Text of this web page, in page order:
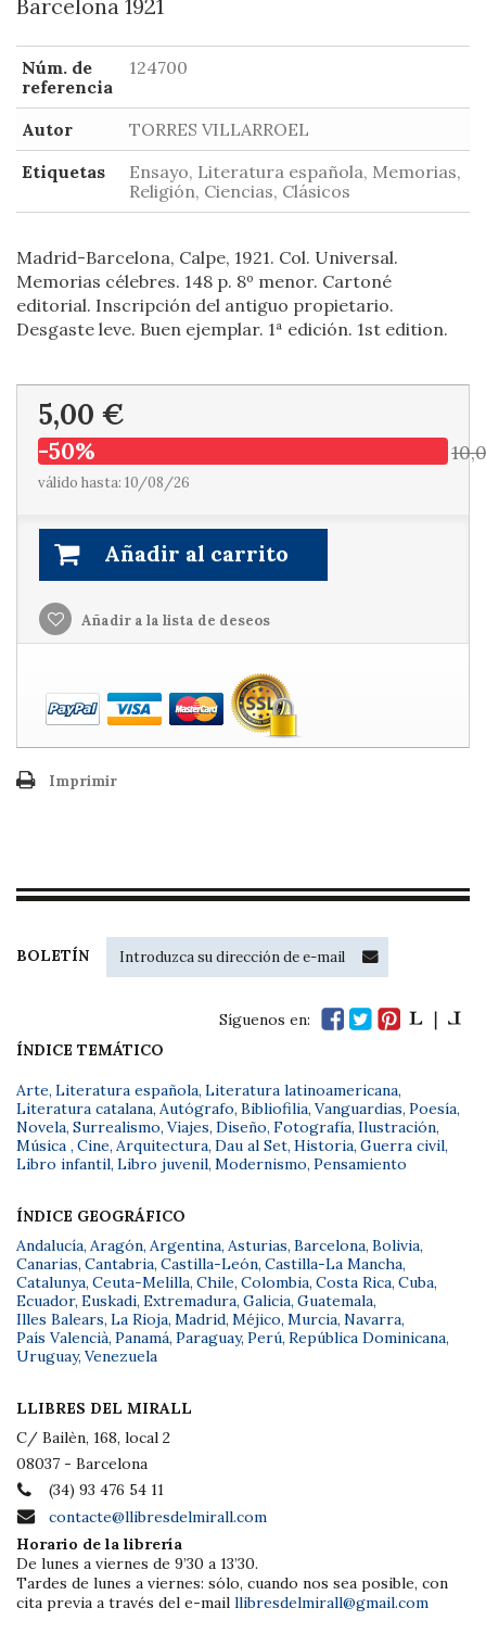
Barcelona 1921
Núm. de
referencia
124700
Autor
TORRES VILLARROEL
Etiquetas
Ensayo, Literatura española, Memorias,
Religión, Ciencias, Clásicos
Madrid-Barcelona, Calpe, 1921. Col. Universal.
Memorias célebres. 148 p. 8º menor. Cartoné
editorial. Inscripción del antiguo propietario.
Desgaste leve. Buen ejemplar. 1ª edición. 1st edition.
5,00 €
-50%
válido hasta: 10/08/26
Añadir al carrito
Añadir a la lista de deseos
Imprimir
BOLETÍN
Síguenos en:
ÍNDICE TEMÁTICO
Arte, Literatura española, Literatura latinoamericana,
Literatura catalana, Autógrafo, Bibliofilia, Vanguardias, Poesía,
Novela, Surrealismo, Viajes, Diseño, Fotografía, Ilustración,
Música , Cine, Arquitectura, Dau al Set, Historia, Guerra civil,
Libro infantil, Libro juvenil, Modernismo, Pensamiento
ÍNDICE GEOGRÁFICO
Andalucía, Aragón, Argentina, Asturias, Barcelona, Bolivia,
Canarias, Cantabria, Castilla-León, Castilla-La Mancha,
Catalunya, Ceuta-Melilla, Chile, Colombia, Costa Rica, Cuba,
Ecuador, Euskadi, Extremadura, Galicia, Guatemala,
Illes Balears, La Rioja, Madrid, Méjico, Murcia, Navarra,
País Valencià, Panamá, Paraguay, Perú, República Dominicana,
Uruguay, Venezuela
LLIBRES DEL MIRALL
C/ Bailèn, 168, local 2
08037 - Barcelona
(34) 93 476 54 11
contacte@llibresdelmirall.com
Horario de la librería
De lunes a viernes de 9’30 a 13’30.
Tardes de lunes a viernes: sólo, cuando nos sea posible, con
cita previa a través del e-mail llibresdelmirall@gmail.com